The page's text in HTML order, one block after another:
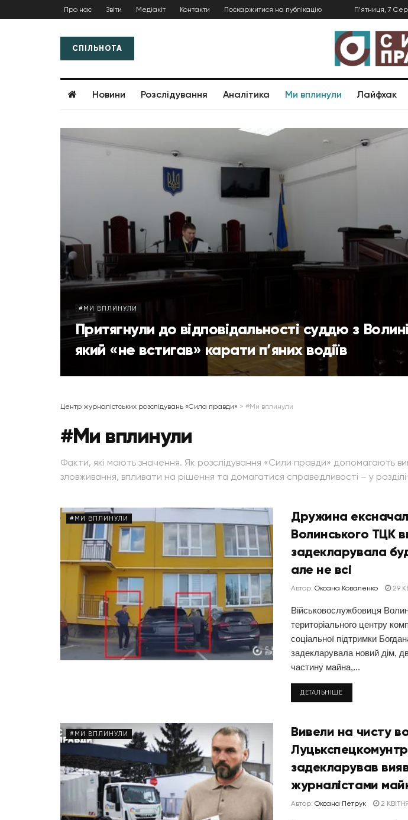
Про нас Звіти Медіакіт Контакти Поскаржитися на публікацію П’ятниця, 7
СПІЛЬНОТА
Новини Розслідування Аналітика Ми вплинули Лайфхак
#МИ ВПЛИНУЛИ
Притягнули до відповідальності суддю з
який «не встигав» карати п’яних водіїв
Центр журналістських розслідувань «Сила правди» > #Ми вплинули
#Ми вплинули
Факти, які мають значення. Як розслідування «Сили правди» допомагають
зловживання, впливати на рішення та домагатися справедливості – у
#МИ ВПЛИНУЛИ
Дружина
Волинського ТЦК
задекларувала
але не всі
Автор: Оксана Коваленко 29
Військовослужбовиця
територіального центру
соціальної підтримки
задекларувала новий дім,
частину майна,...
ДЕТАЛЬНІШЕ
#МИ ВПЛИНУЛИ
Вивели на чисту
задекларував
журналістами
Автор: Оксана Петрук 2